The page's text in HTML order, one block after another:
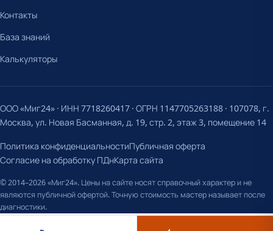
Контакты
База знаний
Калькуляторы
ООО «Миг24» · ИНН 7718260417 · ОГРН 1147705263188 · 107078, г.
Москва, ул. Новая Басманная, д. 19, стр. 2, этаж 3, помещение 14
Политика конфиденциальностиПубличная оферта
Согласие на обработку ПДнКарта сайта
© 2014–2026 «Миг24». Цены на сайте носят справочный характер и не
являются публичной офертой. Точную стоимость мастер называет после
диагностики.